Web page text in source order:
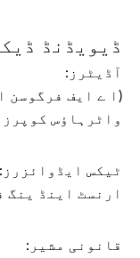
ڈیویڈنڈ
آڈیٹرز:
(ا ے ایف فرگوسن
واٹرہاؤس کوپرز
ٹیکس ایڈوائزرز:
ارنسٹ اینڈ ینگ
قانونی مشیر: